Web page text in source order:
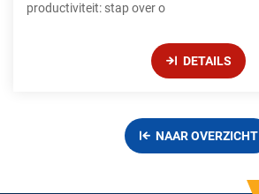
productiviteit: stap over o
DETAILS
NAAR OVERZICHT